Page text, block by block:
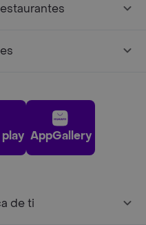
AppGallery
de ti